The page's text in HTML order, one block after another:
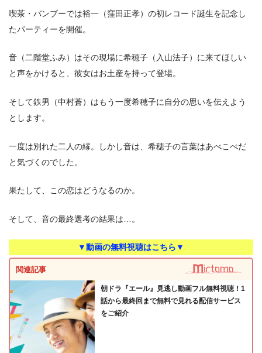
喫茶・バンブーでは裕一（窪田正孝）の初レコード誕生を記念し
たパーティーを開催。
音（二階堂ふみ）はその現場に希穂子（入山法子）に来てほしい
と声をかけると、彼女はお土産を持って登場。
そして鉄男（中村蒼）はもう一度希穂子に自分の思いを伝えよう
とします。
一度は別れた二人の縁。しかし音は、希穂子の言葉はあべこべだ
と気づくのでした。
果たして、この恋はどうなるのか。
そして、音の最終選考の結果は…。
▼動画の無料視聴はこちら▼
関連記事
朝ドラ『エール』見逃し動画フル無料視聴！1
話から最終回まで無料で見れる配信サービス
をご紹介